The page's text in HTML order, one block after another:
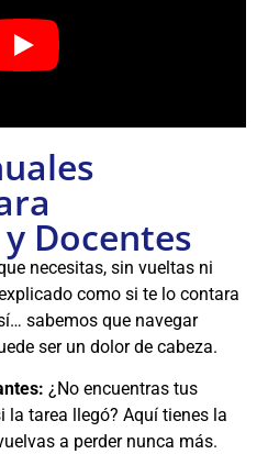
Docentes
necesitas, sin vueltas ni
como si te lo contara
sabemos que navegar
ser un dolor de cabeza.
¿No encuentras tus
la tarea llegó? Aquí tienes la
a perder nunca más.